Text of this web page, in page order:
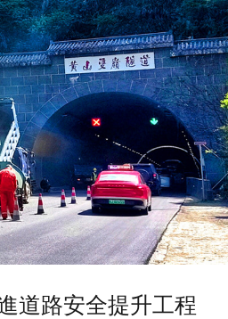
道路安全提升工程